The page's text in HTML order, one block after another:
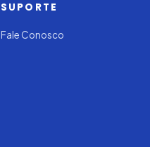
SUPORTE
Fale Conosco